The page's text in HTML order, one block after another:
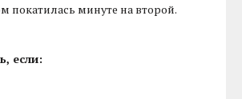
покатилась минуте на второй.
если: